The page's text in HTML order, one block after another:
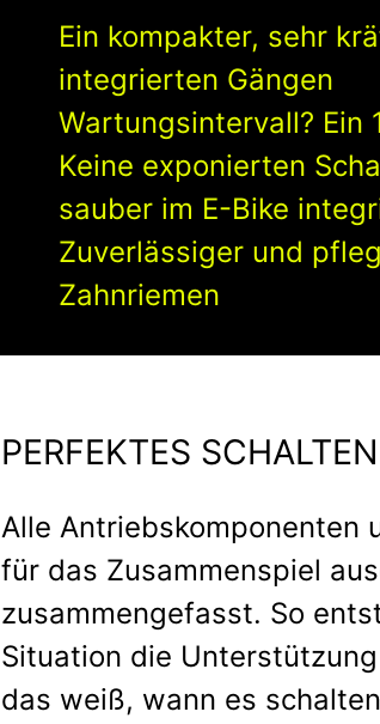
Ein kompakter, sehr
integrierten Gängen
Wartungsintervall? Ein
Keine exponierten
sauber im E-Bike
Zuverlässiger und
Zahnriemen
PERFEKTES SCHALTEN
Alle Antriebskomponenten
für das Zusammenspiel
zusammengefasst. So
Situation die
das weiß, wann es